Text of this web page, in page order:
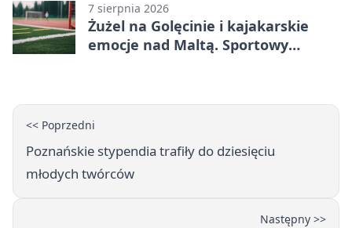
7 sierpnia 2026
Żużel na Golęcinie i kajakarskie
emocje nad Maltą. Sportowy
<< Poprzedni
Poznańskie stypendia trafiły do dziesięciu
młodych twórców
Następny >>